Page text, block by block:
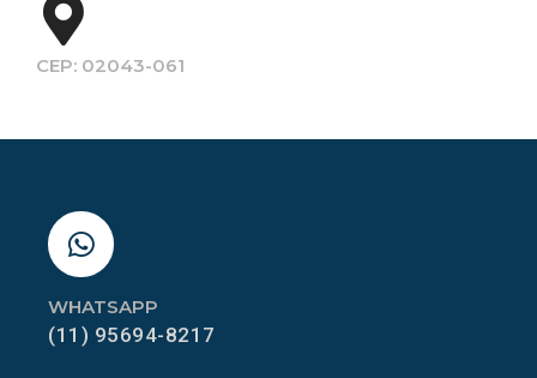
CEP: 02043-061
WHATSAPP
(11) 95694-8217